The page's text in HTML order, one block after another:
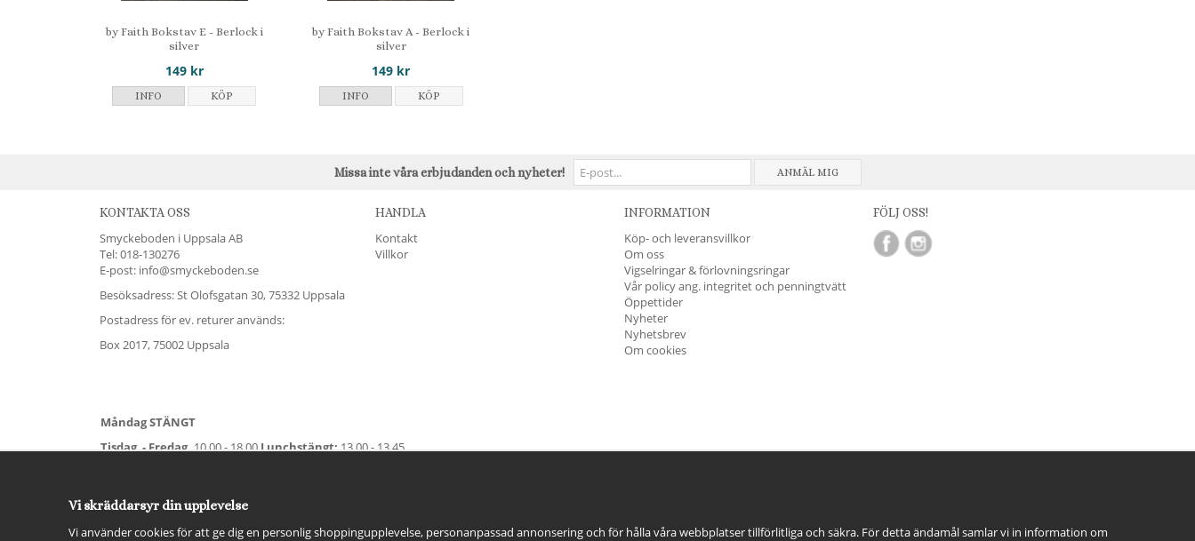
by Faith Bokstav E - Berlock i
silver
149 kr
INFO KÖP
by Faith Bokstav A - Berlock i
silver
149 kr
INFO KÖP
Missa inte våra erbjudanden och nyheter! ANMÄL MIG
KONTAKTA OSS
Smyckeboden i Uppsala AB
Tel:018-130276
E-post: info@smyckeboden.se
Besöksadress: St Olofsgatan 30, 75332 Uppsala
Postadress för ev. returer används:
Box 2017, 75002 Uppsala
Måndag STÄNGT
Tisdag - Fredag, 10.00 - 18.00 Lunchstängt: 13.00 - 13.45
För avvikande öppettider:
HANDLA
Kontakt
Villkor
INFORMATION
Köp- och leveransvillkor
Om oss
Vigselringar & förlovningsringar
Vår policy ang. integritet och penningtvätt
Öppettider
Nyheter
Nyhetsbrev
Om cookies
FÖLJ OSS!
Vi skräddarsyr din upplevelse
Vi använder cookies för att ge dig en personlig shoppingupplevelse, personanpassad annonsering och för hålla våra webbplatser tillförlitliga och säkra. För detta ändamål samlar vi in information om